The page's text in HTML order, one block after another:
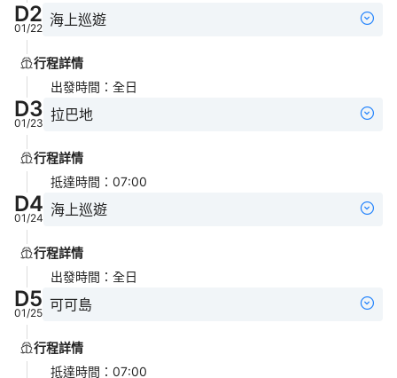
D2
01/22 海上巡遊
行程詳情
出發時間 ： 全日
D3
01/23 拉巴地
行程詳情
抵達時間 ： 07:00
D4
01/24 海上巡遊
行程詳情
出發時間 ： 全日
D5
01/25 可可島
行程詳情
抵達時間 ： 07:00